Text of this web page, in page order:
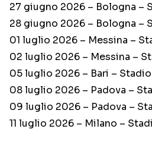
27 giugno 2026 – Bologna –
28 giugno 2026 – Bologna –
01 luglio 2026 – Messina –
02 luglio 2026 – Messina –
05 luglio 2026 – Bari –
08 luglio 2026 – Padova –
09 luglio 2026 – Padova –
11 luglio 2026 – Milano –